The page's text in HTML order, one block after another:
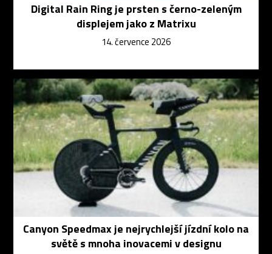
Digital Rain Ring je prsten s černo-zeleným
displejem jako z Matrixu
14. července 2026
Canyon Speedmax je nejrychlejší jízdní kolo na
světě s mnoha inovacemi v designu